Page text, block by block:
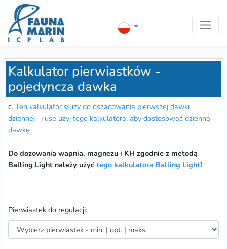
Kalkulator pierwiastków -
pojedyncza dawka
c. Ten kalkulator służy do oszacowania pierwszej dawki
dziennej i use użyj tego kalkulatora, aby dostosować dzienną
dawkę
Do dozowania wapnia, magnezu i KH zgodnie z metodą
Balling Light należy użyć tego kalkulatora Balling Light!
Pierwiastek do regulacji: